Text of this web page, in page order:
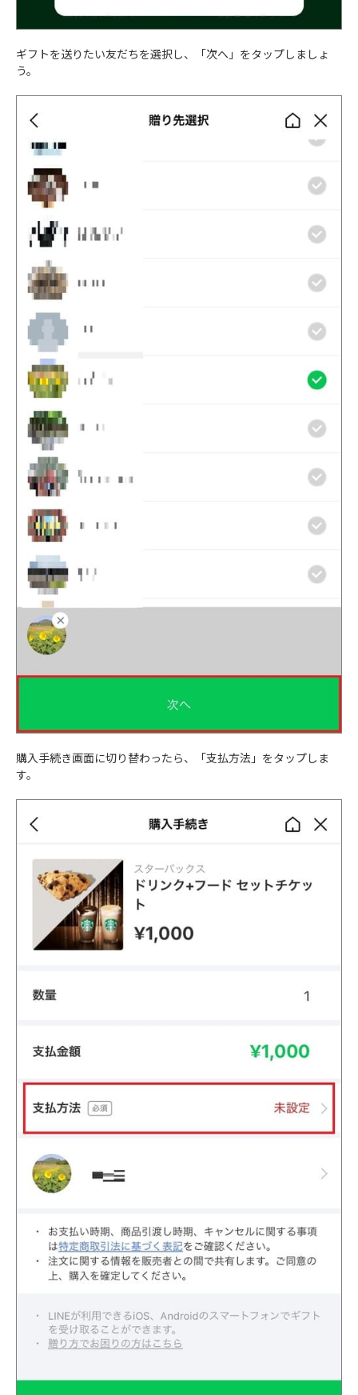
ギフトを送りたい友だちを選択し、「次へ」をタップしましょ
う。
購入手続き画面に切り替わったら、「支払方法」をタップしま
す。